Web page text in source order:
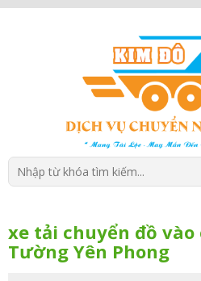
xe tải chuyển đồ
Tường Yên Phong